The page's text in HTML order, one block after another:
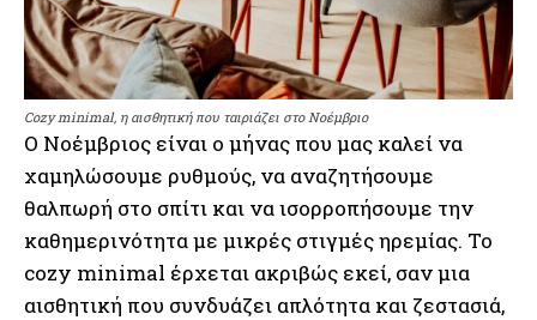
Cozy minimal, η αισθητική που ταιριάζει στο Νοέμβριο
Ο Νοέμβριος είναι ο μήνας που μας καλεί να
χαμηλώσουμε ρυθμούς, να αναζητήσουμε
θαλπωρή στο σπίτι και να ισορροπήσουμε την
καθημερινότητα με μικρές στιγμές ηρεμίας. Το
cozy minimal έρχεται ακριβώς εκεί, σαν μια
αισθητική που συνδυάζει απλότητα και ζεστασιά,